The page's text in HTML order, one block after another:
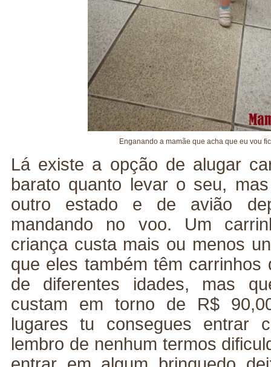
Enganando a mamãe que acha que eu vou
Lá existe a opção de alugar
barato quanto levar o seu,
outro estado e de avião
mandando no voo. Um
criança custa mais ou menos
que eles também têm
de diferentes idades, mas
custam em torno de R$
lugares tu consegues entrar
lembro de nenhum termos